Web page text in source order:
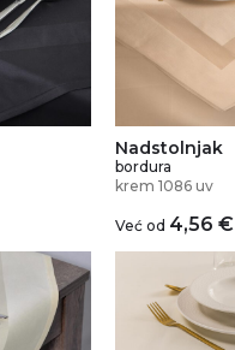
Nadstolnjak
bordura
krem 1086 uv
Već od 4,56 €